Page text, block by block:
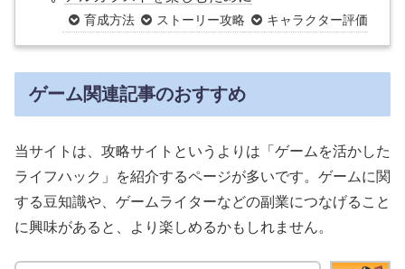
育成方法 ストーリー攻略 キャラクター評価
ゲーム関連記事のおすすめ
当サイトは、攻略サイトというよりは「ゲームを活かした
ライフハック」を紹介するページが多いです。ゲームに関
する豆知識や、ゲームライターなどの副業につなげること
に興味があると、より楽しめるかもしれません。